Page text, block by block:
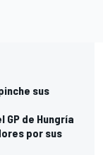
sus
de Hungría
por sus